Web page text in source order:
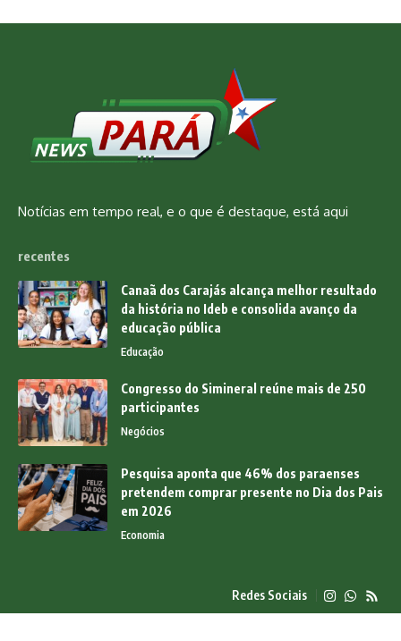
Notícias em tempo real, e o que é destaque, está aqui
recentes
Canaã dos Carajás alcança melhor resultado
da história no Ideb e consolida avanço da
educação pública
Educação
Congresso do Simineral reúne mais de 250
participantes
Negócios
Pesquisa aponta que 46% dos paraenses
pretendem comprar presente no Dia dos Pais
em 2026
Economia
Redes Sociais